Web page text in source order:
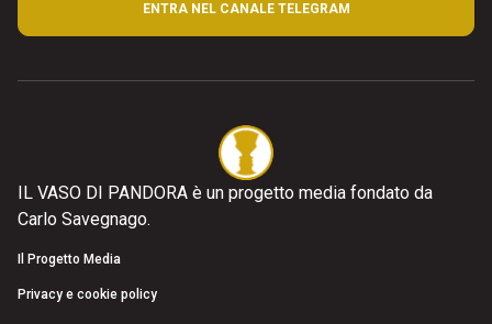
ENTRA NEL CANALE TELEGRAM
IL VASO DI PANDORA è un progetto media fondato da
Carlo Savegnago.
Il Progetto Media
Privacy e cookie policy